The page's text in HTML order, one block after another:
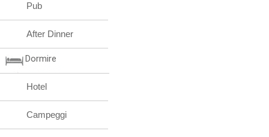
Pub
After Dinner
Dormire
Hotel
Campeggi